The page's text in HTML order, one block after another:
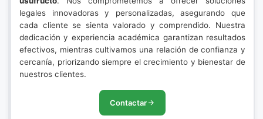
legales innovadoras y personalizadas, asegurando que
cada cliente se sienta valorado y comprendido. Nuestra
dedicación y experiencia académica garantizan resultados
efectivos, mientras cultivamos una relación de confianza y
cercanía, priorizando siempre el crecimiento y bienestar de
nuestros clientes.
Contactar